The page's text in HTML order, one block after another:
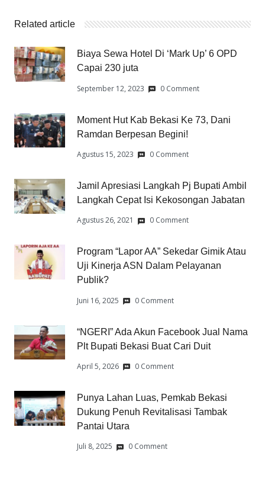
Related article
Biaya Sewa Hotel Di ‘Mark Up’ 6 OPD
Capai 230 juta
September 12, 2023 0 Comment
Moment Hut Kab Bekasi Ke 73, Dani
Ramdan Berpesan Begini!
Agustus 15, 2023 0 Comment
Jamil Apresiasi Langkah Pj Bupati Ambil
Langkah Cepat Isi Kekosongan Jabatan
Agustus 26, 2021 0 Comment
Program “Lapor AA” Sekedar Gimik Atau
Uji Kinerja ASN Dalam Pelayanan
Publik?
Juni 16, 2025 0 Comment
“NGERI” Ada Akun Facebook Jual Nama
Plt Bupati Bekasi Buat Cari Duit
April 5, 2026 0 Comment
Punya Lahan Luas, Pemkab Bekasi
Dukung Penuh Revitalisasi Tambak
Pantai Utara
Juli 8, 2025 0 Comment